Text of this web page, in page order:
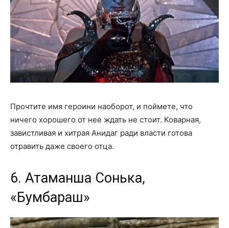
Прочтите имя героини наоборот, и поймете, что
ничего хорошего от нее ждать не стоит. Коварная,
завистливая и хитрая Анидаг ради власти готова
отравить даже своего отца.
6. Атаманша Сонька,
«Бумбараш»